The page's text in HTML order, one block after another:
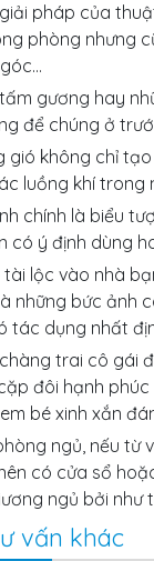
pháp của
phòng nhưng
gương hay
để chúng ở
gió không chỉ
luồng khí trong
chính là biểu
có ý định dùng
tài lộc vào nhà
những bức ảnh
tác dụng nhất
trai cô gái
đôi hạnh
bé xinh xắn
ngủ, nếu từ
có cửa sổ
ngủ bởi như
vấn khác